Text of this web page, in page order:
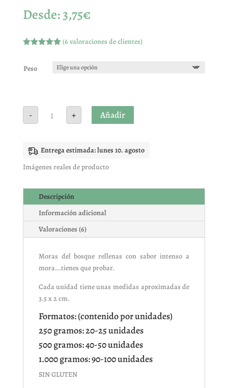
Desde:3,75€
5 en base
a
(6 valoraciones de clientes)
Peso
- FRESAS
BOSQUE
+ Añadir
Entrega estimada: lunes 10. agosto
Imágenes reales de producto
Descripción
Información adicional
Valoraciones (6)
Moras del bosque rellenas con sabor intenso a
mora...tienes que probar.
Cada unidad tiene unas medidas aproximadas de
3.5 x 2 cm.
Formatos: (contenido por unidades)
250 gramos: 20-25 unidades
500 gramos: 40-50 unidades
1.000 gramos: 90-100 unidades
SIN GLUTEN